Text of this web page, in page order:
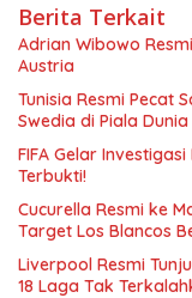
Berita Terkait
Adrian Wibowo
Austria
Tunisia Resmi Pecat
Swedia di Piala
FIFA Gelar
Terbukti!
Cucurella Resmi ke
Target Los Blancos
Liverpool Resmi
18 Laga Tak